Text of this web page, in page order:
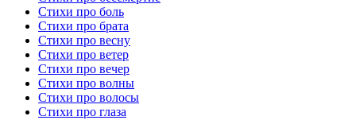
Стихи про боль
Стихи про брата
Стихи про весну
Стихи про ветер
Стихи про вечер
Стихи про волны
Стихи про волосы
Стихи про глаза